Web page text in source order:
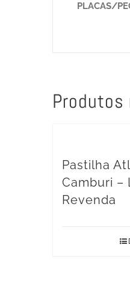
PLACAS/
Pastilha
Camburi –
Revenda